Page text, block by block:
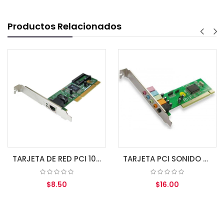
Productos Relacionados
TARJETA DE RED PCI 10/100M GENERICA RTL8139D
$8.50
TARJETA PCI SONIDO 5.1CH 6CH GENERICA CMI8738
$16.00